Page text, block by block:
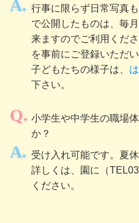
行事に限らず日常写真
で公開したものは、毎
来ますのでご利用くだ
を事前にご登録いただい
子どもたちの様子は、
下さい。
小学生や中学生の職場
か？
受け入れ可能です。夏
詳しくは、園に（
ください。